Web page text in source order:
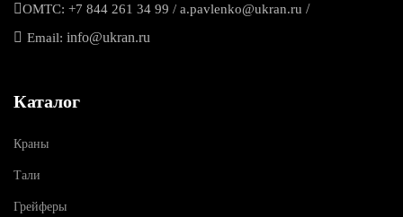
ОМТС: +7 844 261 34 99 / a.pavlenko@ukran.ru /
Email: info@ukran.ru
Каталог
Краны
Тали
Грейферы